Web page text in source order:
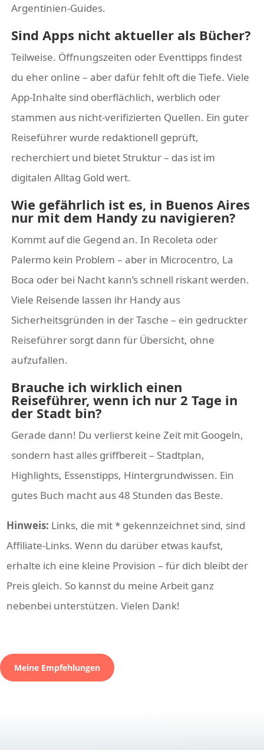
Argentinien-Guides.
Sind Apps nicht aktueller als Bücher?
Teilweise. Öffnungszeiten oder Eventtipps findest
du eher online – aber dafür fehlt oft die Tiefe. Viele
App-Inhalte sind oberflächlich, werblich oder
stammen aus nicht-verifizierten Quellen. Ein guter
Reiseführer wurde redaktionell geprüft,
recherchiert und bietet Struktur – das ist im
digitalen Alltag Gold wert.
Wie gefährlich ist es, in Buenos Aires
nur mit dem Handy zu navigieren?
Kommt auf die Gegend an. In Recoleta oder
Palermo kein Problem – aber in Microcentro, La
Boca oder bei Nacht kann’s schnell riskant werden.
Viele Reisende lassen ihr Handy aus
Sicherheitsgründen in der Tasche – ein gedruckter
Reiseführer sorgt dann für Übersicht, ohne
aufzufallen.
Brauche ich wirklich einen
Reiseführer, wenn ich nur 2 Tage in
der Stadt bin?
Gerade dann! Du verlierst keine Zeit mit Googeln,
sondern hast alles griffbereit – Stadtplan,
Highlights, Essenstipps, Hintergrundwissen. Ein
gutes Buch macht aus 48 Stunden das Beste.
Hinweis: Links, die mit * gekennzeichnet sind, sind
Affiliate-Links. Wenn du darüber etwas kaufst,
erhalte ich eine kleine Provision – für dich bleibt der
Preis gleich. So kannst du meine Arbeit ganz
nebenbei unterstützen. Vielen Dank!
Meine Empfehlungen